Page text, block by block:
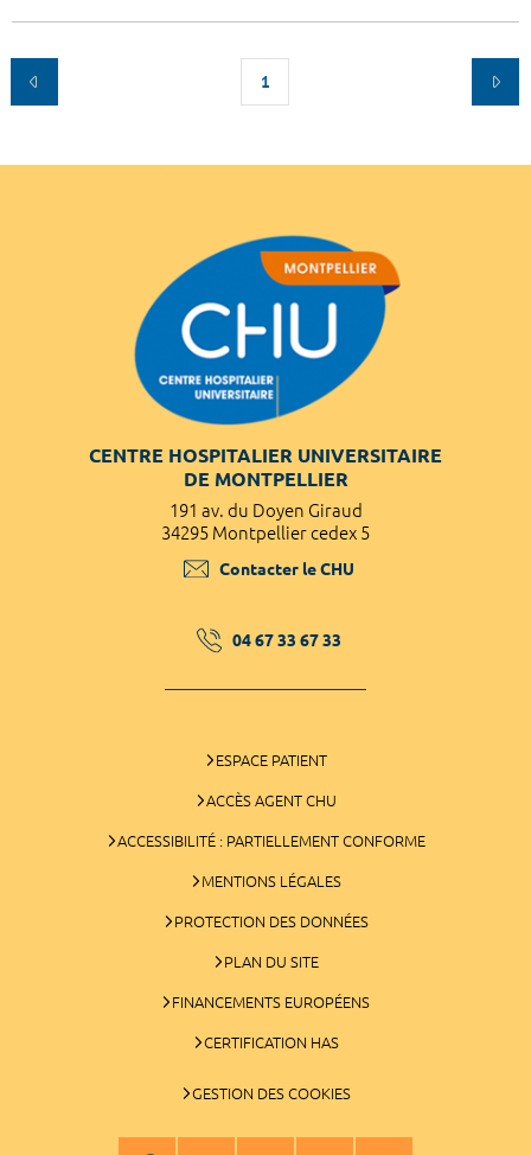
1
CENTRE HOSPITALIER UNIVERSITAIRE
DE MONTPELLIER
191 av. du Doyen Giraud
34295 Montpellier cedex 5
Contacter le CHU
04 67 33 67 33
ESPACE PATIENT
ACCÈS AGENT CHU
ACCESSIBILITÉ : PARTIELLEMENT CONFORME
MENTIONS LÉGALES
PROTECTION DES DONNÉES
PLAN DU SITE
FINANCEMENTS EUROPÉENS
CERTIFICATION HAS
GESTION DES COOKIES